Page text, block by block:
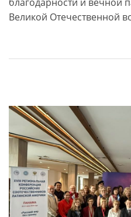
Великой Отечественной